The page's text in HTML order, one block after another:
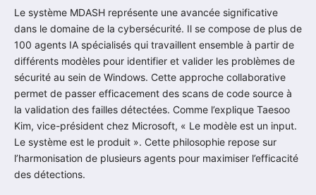
Le système MDASH représente une avancée significative
dans le domaine de la cybersécurité. Il se compose de plus de
100 agents IA spécialisés qui travaillent ensemble à partir de
différents modèles pour identifier et valider les problèmes de
sécurité au sein de Windows. Cette approche collaborative
permet de passer efficacement des scans de code source à
la validation des failles détectées. Comme l’explique Taesoo
Kim, vice-président chez Microsoft, « Le modèle est un input.
Le système est le produit ». Cette philosophie repose sur
l’harmonisation de plusieurs agents pour maximiser l’efficacité
des détections.